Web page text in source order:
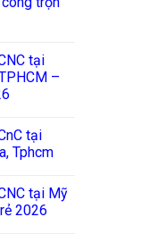
tại
–
tại
Tphcm
tại Mỹ
2026